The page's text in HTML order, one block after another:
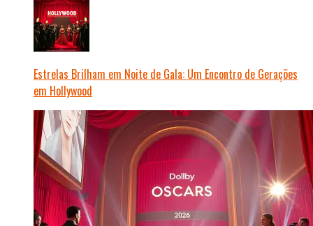
Estrelas Brilham em Noite de Gala: Um Encontro de Gerações
em Hollywood